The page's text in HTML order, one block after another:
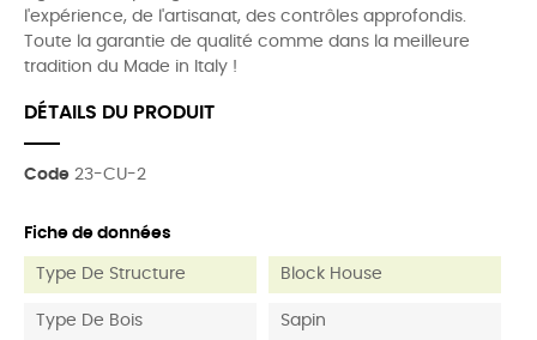
l'expérience, de l'artisanat, des contrôles approfondis.
Toute la garantie de qualité comme dans la meilleure
tradition du Made in Italy !
DÉTAILS DU PRODUIT
Code 23-CU-2
Fiche de données
Type De Structure Block House
Type De Bois Sapin